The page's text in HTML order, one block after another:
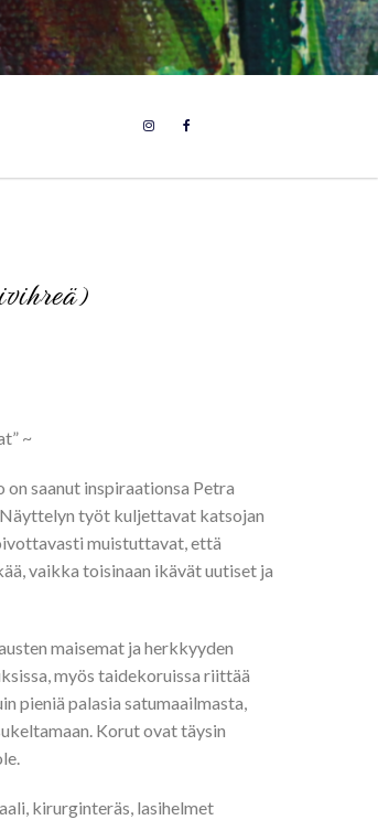
~
on saanut inspiraationsa Petra
työt kuljettavat katsojan
muistuttavat, että
vaikka toisinaan ikävät uutiset ja
maisemat ja herkkyyden
myös taidekoruissa riittää
pieniä palasia satumaailmasta,
Korut ovat täysin
kirurginteräs, lasihelmet